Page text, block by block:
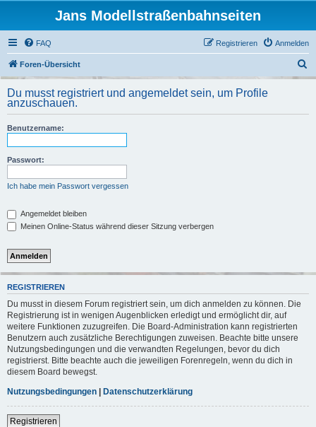
Jans Modellstraßenbahnseiten
FAQ Anmelden
Registrieren
Foren-Übersicht
u
h
Du musst registriert und angemeldet sein, um Profile
anzuschauen.
Benutzername:
Passwort:
Ich habe mein Passwort vergessen
Angemeldet bleiben
Meinen Online-Status während dieser Sitzung verbergen
REGISTRIEREN
Du musst in diesem Forum registriert sein, um dich anmelden zu können. Die
Registrierung ist in wenigen Augenblicken erledigt und ermöglicht dir, auf
weitere Funktionen zuzugreifen. Die Board-Administration kann registrierten
Benutzern auch zusätzliche Berechtigungen zuweisen. Beachte bitte unsere
Nutzungsbedingungen und die verwandten Regelungen, bevor du dich
registrierst. Bitte beachte auch die jeweiligen Forenregeln, wenn du dich in
diesem Board bewegst.
Nutzungsbedingungen | Datenschutzerklärung
Registrieren